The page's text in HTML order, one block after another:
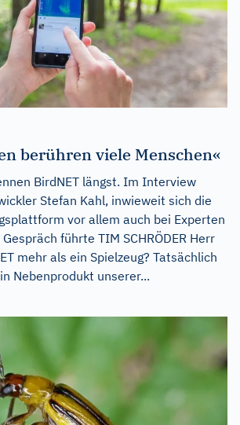
berühren viele Menschen«
BirdNET längst. Im Interview
Stefan Kahl, inwieweit sich die
vor allem auch bei Experten
führte TIM SCHRÖDER Herr
mehr als ein Spielzeug? Tatsächlich
Nebenprodukt unserer...